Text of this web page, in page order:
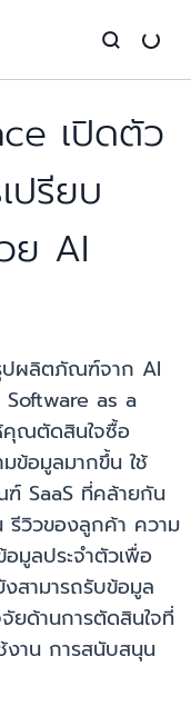
เปิดตัว
ปรียบ
ย AI
ปผลิตภัณฑ์จาก AI
Software as a
คุณตัดสินใจซื้อ
ข้อมูลมากขึ้น ใช้
SaaS ที่คล้ายกัน
รีวิวของลูกค้า ความ
มูลประจำตัวเพื่อ
ามารถรับข้อมูล
ยด้านการตัดสินใจที่
งาน การสนับสนุน